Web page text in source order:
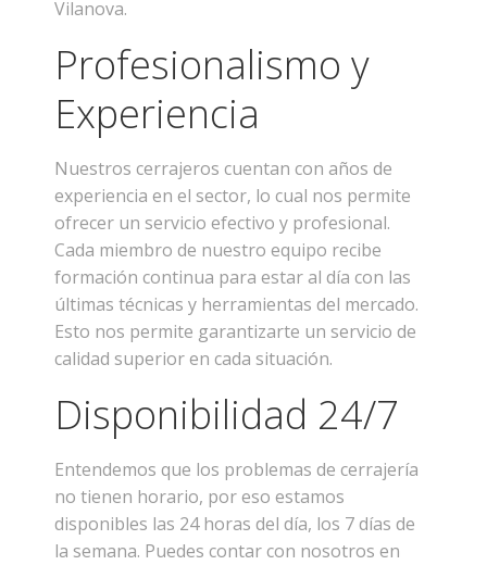
Vilanova.
Profesionalismo y
Experiencia
Nuestros cerrajeros cuentan con años de
experiencia en el sector, lo cual nos permite
ofrecer un servicio efectivo y profesional.
Cada miembro de nuestro equipo recibe
formación continua para estar al día con las
últimas técnicas y herramientas del mercado.
Esto nos permite garantizarte un servicio de
calidad superior en cada situación.
Disponibilidad 24/7
Entendemos que los problemas de cerrajería
no tienen horario, por eso estamos
disponibles las 24 horas del día, los 7 días de
la semana. Puedes contar con nosotros en